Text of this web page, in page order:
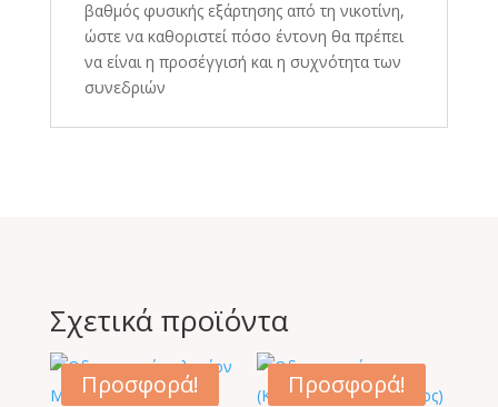
βαθμός φυσικής εξάρτησης από τη νικοτίνη,
ώστε να καθοριστεί πόσο έντονη θα πρέπει
να είναι η προσέγγισή και η συχνότητα των
συνεδριών
Σχετικά προϊόντα
Προσφορά! Προσφορά!